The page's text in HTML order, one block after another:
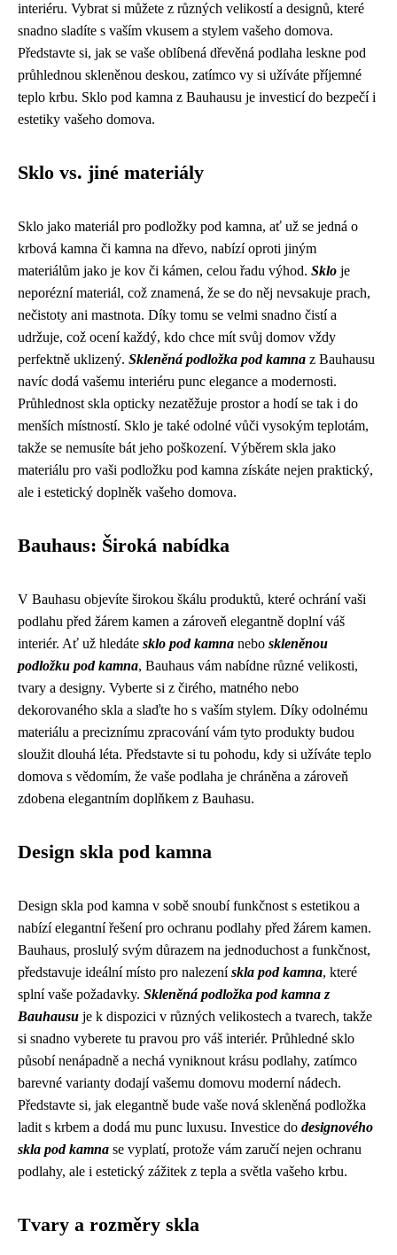
interiéru. Vybrat si můžete z různých velikostí a designů, které
snadno sladíte s vaším vkusem a stylem vašeho domova.
Představte si, jak se vaše oblíbená dřevěná podlaha leskne pod
průhlednou skleněnou deskou, zatímco vy si užíváte příjemné
teplo krbu. Sklo pod kamna z Bauhausu je investicí do bezpečí i
estetiky vašeho domova.
Sklo vs. jiné materiály
Sklo jako materiál pro podložky pod kamna, ať už se jedná o
krbová kamna či kamna na dřevo, nabízí oproti jiným
materiálům jako je kov či kámen, celou řadu výhod. Sklo je
neporézní materiál, což znamená, že se do něj nevsakuje prach,
nečistoty ani mastnota. Díky tomu se velmi snadno čistí a
udržuje, což ocení každý, kdo chce mít svůj domov vždy
perfektně uklizený. Skleněná podložka pod kamna z Bauhausu
navíc dodá vašemu interiéru punc elegance a modernosti.
Průhlednost skla opticky nezatěžuje prostor a hodí se tak i do
menších místností. Sklo je také odolné vůči vysokým teplotám,
takže se nemusíte bát jeho poškození. Výběrem skla jako
materiálu pro vaši podložku pod kamna získáte nejen praktický,
ale i estetický doplněk vašeho domova.
Bauhaus: Široká nabídka
V Bauhasu objevíte širokou škálu produktů, které ochrání vaši
podlahu před žárem kamen a zároveň elegantně doplní váš
interiér. Ať už hledáte sklo pod kamna nebo skleněnou
podložku pod kamna, Bauhaus vám nabídne různé velikosti,
tvary a designy. Vyberte si z čirého, matného nebo
dekorovaného skla a slaďte ho s vaším stylem. Díky odolnému
materiálu a preciznímu zpracování vám tyto produkty budou
sloužit dlouhá léta. Představte si tu pohodu, kdy si užíváte teplo
domova s vědomím, že vaše podlaha je chráněna a zároveň
zdobena elegantním doplňkem z Bauhasu.
Design skla pod kamna
Design skla pod kamna v sobě snoubí funkčnost s estetikou a
nabízí elegantní řešení pro ochranu podlahy před žárem kamen.
Bauhaus, proslulý svým důrazem na jednoduchost a funkčnost,
představuje ideální místo pro nalezenískla pod kamna, které
splní vaše požadavky. Skleněná podložka pod kamna z
Bauhausu je k dispozici v různých velikostech a tvarech, takže
si snadno vyberete tu pravou pro váš interiér. Průhledné sklo
působí nenápadně a nechá vyniknout krásu podlahy, zatímco
barevné varianty dodají vašemu domovu moderní nádech.
Představte si, jak elegantně bude vaše nová skleněná podložka
ladit s krbem a dodá mu punc luxusu. Investice do designového
skla pod kamna se vyplatí, protože vám zaručí nejen ochranu
podlahy, ale i estetický zážitek z tepla a světla vašeho krbu.
Tvary a rozměry skla